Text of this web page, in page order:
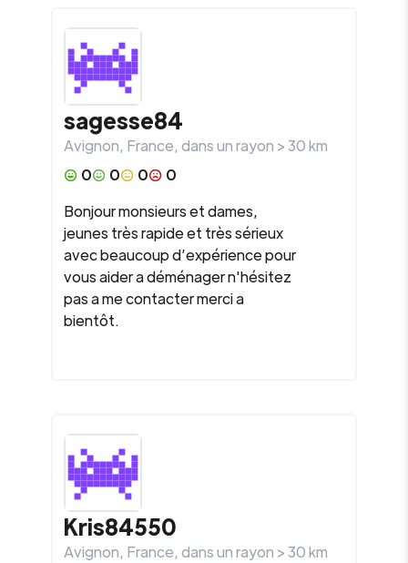
sagesse84
Avignon, France, dans un rayon >30km
0
0 0
0
Bonjour monsieurs et dames,
jeunes très rapide et très sérieux
avec beaucoup d’expérience pour
vous aider a déménager n'hésitez
pas a me contacter merci a
bientôt.
Kris84550
Avignon, France, dans un rayon >30km